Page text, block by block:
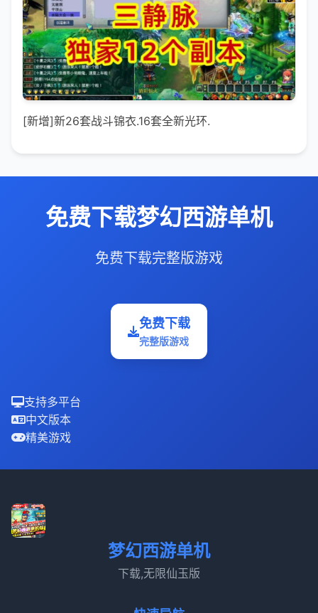
[新增]新26套战斗锦衣.16套全新光环.
免费下载梦幻西游单机
免费下载完整版游戏
免费下载
完整版游戏
支持多平台
中文版本
精美游戏
梦幻西游单机
下载,无限仙玉版